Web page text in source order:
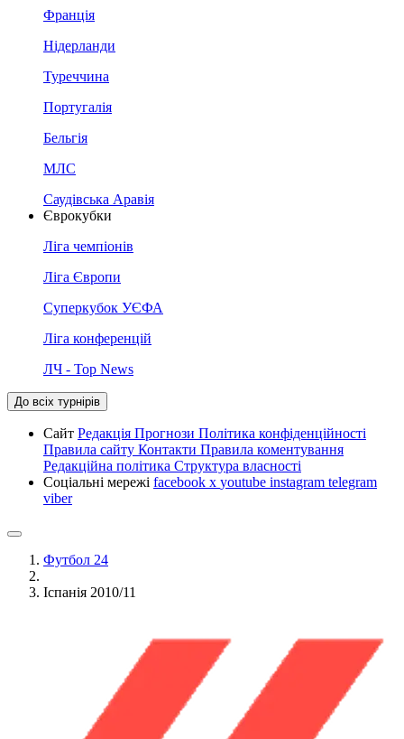
Франція
Нідерланди
Туреччина
Португалія
Бельгія
МЛС
Саудівська Аравія
Єврокубки
Ліга чемпіонів
Ліга Європи
Суперкубок УЄФА
Ліга конференцій
ЛЧ - Top News
До всіх турнірів
Сайт Редакція Прогнози Політика конфіденційності
Правила сайту Контакти Правила коментування
Редакційна політика Структура власності
Соціальні мережі facebook x youtube instagram telegram
viber
Футбол 24
Іспанія 2010/11